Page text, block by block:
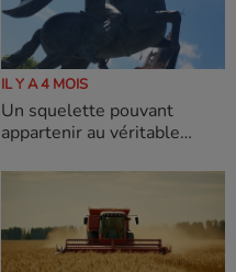
IL Y A 4 MOIS
Un squelette pouvant
appartenir au véritable
de Castelmore ?